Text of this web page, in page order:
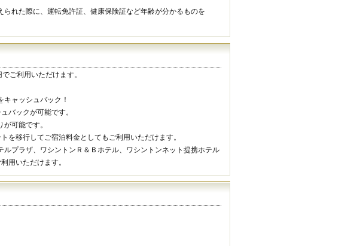
れた際に、運転免許証、健康保険証など年齢が分かるものを
ご利用いただけます。
ャッシュバック！
バックが可能です。
可能です。
を移行してご宿泊料金としてもご利用いただけます。
プラザ、ワシントンＲ＆Ｂホテル、ワシントンネット提携ホテル
用いただけます。